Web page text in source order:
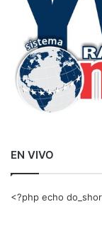
EN VIVO
<?php echo